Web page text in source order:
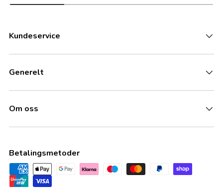
Kundeservice
Generelt
Om oss
Betalingsmetoder